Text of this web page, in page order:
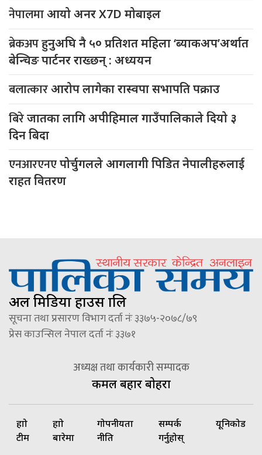
नेपालमाआयो अनर X7D मोबाइल
ब्रेकअपहुनुअघि नै ५० प्रतिशत महिला ‘ब्याकअप’अर्थात
बेन्चिङ पार्टनर राख्छन् : अध्ययन
बलात्कारआरोप लागेका रास्वपा सभापति पक्राउ
बिरेजातका लागि अपीहिमाल गाउँपालिकाले दियो ३
दिन बिदा
एनआरएनएपोर्चुगलले आगलागी पिडित नेपालीहरुलाई
राहत वितरण
अल मिडिया हाउस प्रालि
सूचना तथा प्रसारण विभाग दर्ता नंः ३३७५-२०७८/७९
प्रेस काउन्सिल नेपाल दर्ता नंः ३३७१
अध्यक्ष तथा कार्यकारी सम्पादक
कमल बहादुर बोहरा
हाम्रो
टीम
हाम्रो
बारेमा
गोपनीयता
नीति
सम्पर्क
गर्नुहोस्
यूनिकोड